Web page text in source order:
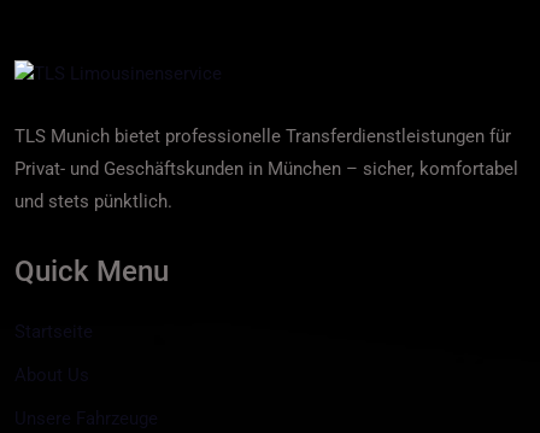
TLS Munich bietet professionelle Transferdienstleistungen für
Privat- und Geschäftskunden in München – sicher, komfortabel
und stets pünktlich.
Quick Menu
Startseite
About Us
Unsere Fahrzeuge